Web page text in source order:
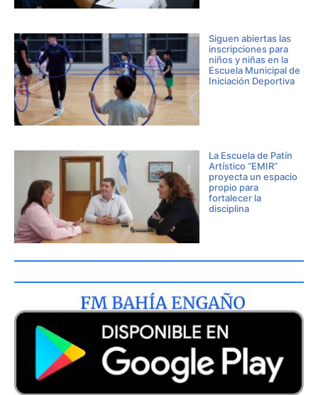
Siguen abiertas las
inscripciones para
niños y niñas en la
Escuela Municipal de
Iniciación Deportiva
La Escuela de Patín
Artístico “EMIR”
proyecta un espacio
propio para
fortalecer la
disciplina